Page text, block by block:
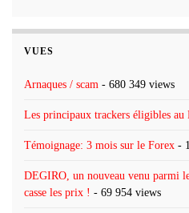
VUES
Arnaques / scam - 680 349 views
Les principaux trackers éligibles au
Témoignage: 3 mois sur le Forex -
DEGIRO, un nouveau venu parmi
casse les prix ! - 69 954 views